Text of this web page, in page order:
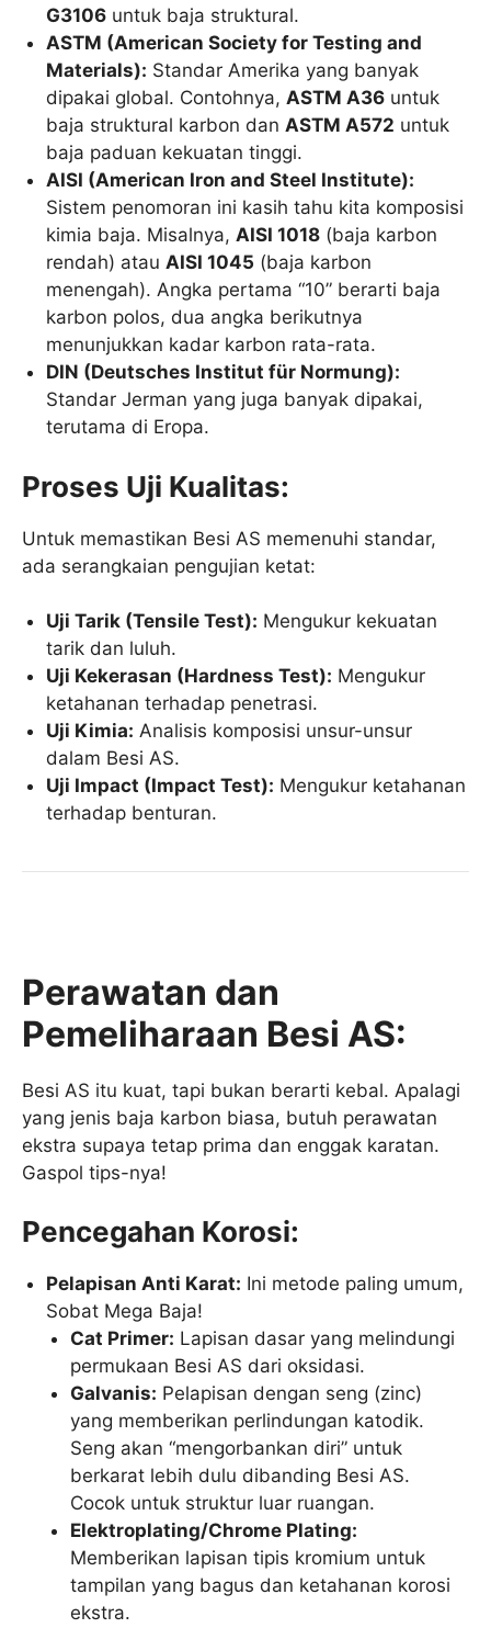
G3106 untuk baja struktural.
ASTM (American Society for Testing and
Materials): Standar Amerika yang banyak
dipakai global. Contohnya,ASTM A36 untuk
baja struktural karbon danASTM A572 untuk
baja paduan kekuatan tinggi.
AISI (American Iron and Steel Institute):
Sistem penomoran ini kasih tahu kita komposisi
kimia baja. Misalnya,AISI 1018 (baja karbon
rendah) atauAISI 1045 (baja karbon
menengah). Angka pertama “10” berarti baja
karbon polos, dua angka berikutnya
menunjukkan kadar karbon rata-rata.
DIN (Deutsches Institut für Normung):
Standar Jerman yang juga banyak dipakai,
terutama di Eropa.
Proses Uji Kualitas:
Untuk memastikan Besi AS memenuhi standar,
ada serangkaian pengujian ketat:
Uji Tarik (Tensile Test): Mengukur kekuatan
tarik dan luluh.
Uji Kekerasan (Hardness Test): Mengukur
ketahanan terhadap penetrasi.
Uji Kimia: Analisis komposisi unsur-unsur
dalam Besi AS.
Uji Impact (Impact Test): Mengukur ketahanan
terhadap benturan.
Perawatan dan
Pemeliharaan Besi AS:
Besi AS itu kuat, tapi bukan berarti kebal. Apalagi
yang jenis baja karbon biasa, butuh perawatan
ekstra supaya tetap prima dan enggak karatan.
Gaspol tips-nya!
Pencegahan Korosi:
Pelapisan Anti Karat: Ini metode paling umum,
Sobat Mega Baja!
Cat Primer: Lapisan dasar yang melindungi
permukaan Besi AS dari oksidasi.
Galvanis: Pelapisan dengan seng (zinc)
yang memberikan perlindungan katodik.
Seng akan “mengorbankan diri” untuk
berkarat lebih dulu dibanding Besi AS.
Cocok untuk struktur luar ruangan.
Elektroplating/Chrome Plating:
Memberikan lapisan tipis kromium untuk
tampilan yang bagus dan ketahanan korosi
ekstra.